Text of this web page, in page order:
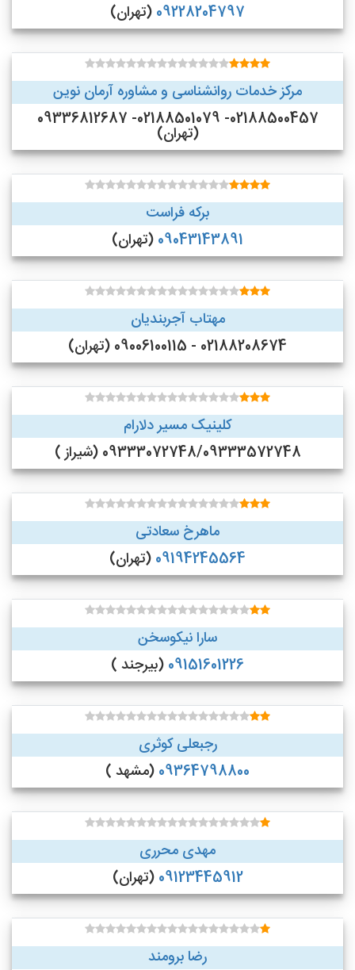
09228204797 (تهران)
مرکز خدمات روانشناسی و مشاوره آرمان نوین
02188500457- 02188501079- 09336812687
(تهران)
برکه فراست
09043143891 (تهران)
مهتاب آجربندیان
02188208674 - 09006100115 (تهران)
کلینیک مسیر دلارام
09333072748/09333572748 (شیراز )
ماهرخ سعادتی
09194245564 (تهران)
سارا نیکوسخن
09151601226 (بیرجند )
رجبعلی کوثری
09364798800 (مشهد )
مهدی محرری
09123445912 (تهران)
رضا برومند